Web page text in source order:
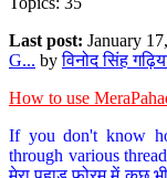
Last post: January
G... byविनोद सिंह
How to use
If you don't know
through various